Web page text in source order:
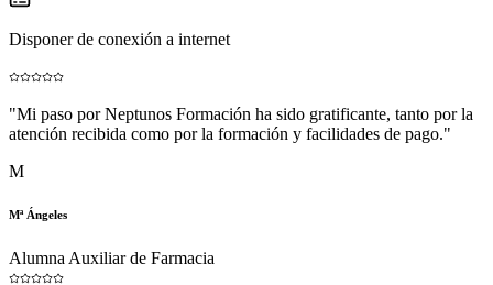
Disponer de conexión a internet
"Mi paso por Neptunos Formación ha sido gratificante, tanto por la
atención recibida como por la formación y facilidades de pago."
M
Mª Ángeles
Alumna Auxiliar de Farmacia